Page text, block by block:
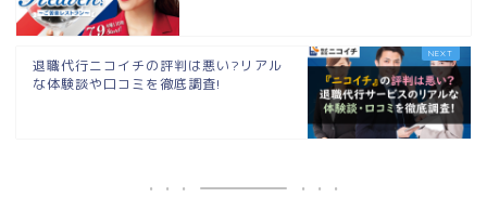
退職代行ニコイチの評判は悪い?リアル
な体験談や口コミを徹底調査!